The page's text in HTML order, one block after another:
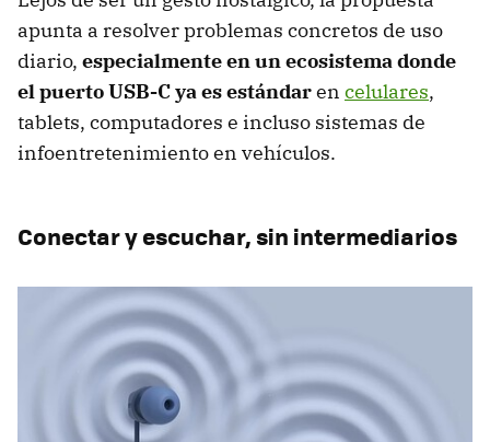
apunta a resolver problemas concretos de uso
diario, especialmente en un ecosistema donde
el puerto USB-C ya es estándaren celulares,
tablets, computadores e incluso sistemas de
infoentretenimiento en vehículos.
Conectar y escuchar, sin intermediarios